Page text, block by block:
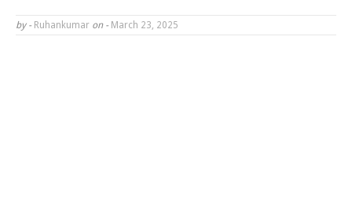
by - Ruhankumar on - March 23, 2025